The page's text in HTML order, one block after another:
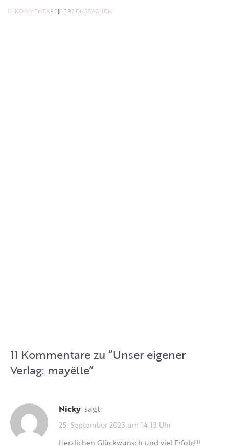
11 KOMMENTAREHERZENSSACHEN
11 Kommentare zu “Unser eigener
Verlag: mayëlle”
Nicky sagt:
25. September 2023 um 14:13 Uhr
Herzlichen Glückwunsch und viel Erfolg!!!